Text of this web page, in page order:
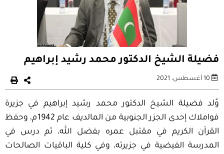
فضيلة الشيخ الدكتور محمد رشيد إبراهيم
10 أغسطس، 2021
وُلد فضيلة الشيخ الدكتور محمد رشيد إبراهيم في جزيرة
فواملاك إحدى الجزر الجنوبية من المالديف عام 1942م، وحفظ
القرآن الكريم في مقتبل عمره بفضل الله، ثم درس في
المدرسة الفيضية في جزيرته، وفي كلية الباقيات الصالحات